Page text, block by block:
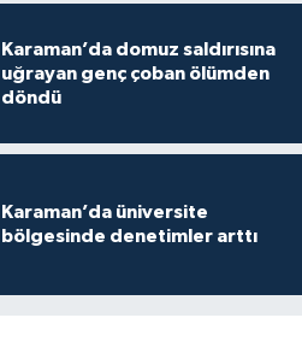
Karaman’da domuz saldırısına
uğrayan genç çoban ölümden
döndü
Karaman’da üniversite
bölgesinde denetimler arttı